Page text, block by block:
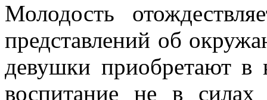
Молодость
представлений об
девушки приобретают в
воспитание не в силах